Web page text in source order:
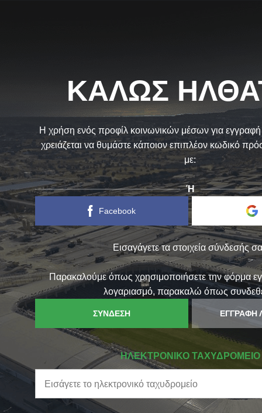
ΚΑΛΩΣ
Η χρήση ενός προφίλ κοινωνικών μέσων για εγγραφή
χρειάζεται να θυμάστε κάποιον επιπλέον κωδικό
με:
Ή
Facebook
Εισαγάγετε τα στοιχεία σύνδεσής
Παρακαλούμε όπως χρησιμοποιήσετε την φόρμα
λογαριασμό, παρακαλώ όπως
ΣΥΝΔΕΣΗ ΕΓΓΡΑΦΗ
ΗΛΕΚΤΡΟΝΙΚΟ ΤΑΧΥΔΡΟΜΕΙΟ